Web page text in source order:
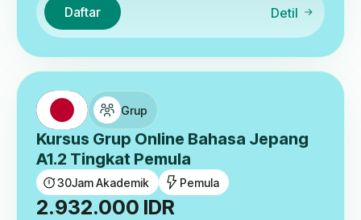
Daftar Detil
Grup
Kursus Grup Online Bahasa Jepang
A1.2 Tingkat Pemula
30Jam Akademik Pemula
2.932.000 IDR